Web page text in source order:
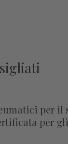
per il
per